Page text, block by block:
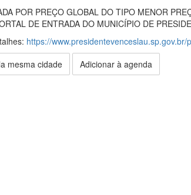
POR PREÇO GLOBAL DO TIPO MENOR
DE ENTRADA DO MUNICÍPIO DE
https://
mesma cidade Adicionar à agenda